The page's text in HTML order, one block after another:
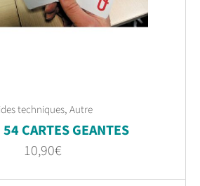
techniques, Autre
CARTES GEANTES
10,90€